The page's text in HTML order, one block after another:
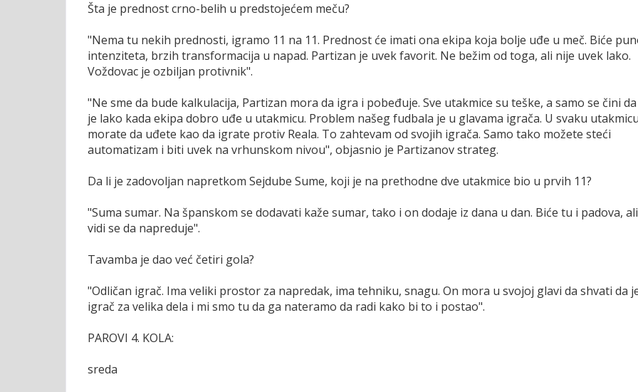
Šta je prednost crno-belih u predstojećem meču?
"Nema tu nekih prednosti, igramo 11 na 11. Prednost će imati ona ekipa koja bolje uđe u meč. Biće
intenziteta, brzih transformacija u napad. Partizan je uvek favorit. Ne bežim od toga, ali nije uvek lako.
Voždovac je ozbiljan protivnik".
"Ne sme da bude kalkulacija, Partizan mora da igra i pobeđuje. Sve utakmice su teške, a samo se čini da
je lako kada ekipa dobro uđe u utakmicu. Problem našeg fudbala je u glavama igrača. U svaku
morate da uđete kao da igrate protiv Reala. To zahtevam od svojih igrača. Samo tako možete steći
automatizam i biti uvek na vrhunskom nivou", objasnio je Partizanov strateg.
Da li je zadovoljan napretkom Sejdube Sume, koji je na prethodne dve utakmice bio u prvih 11?
"Suma sumar. Na španskom se dodavati kaže sumar, tako i on dodaje iz dana u dan. Biće tu i padova, ali
vidi se da napreduje".
Tavamba je dao već četiri gola?
"Odličan igrač. Ima veliki prostor za napredak, ima tehniku, snagu. On mora u svojoj glavi da shvati da
igrač za velika dela i mi smo tu da ga nateramo da radi kako bi to i postao".
PAROVI 4. KOLA:
sreda